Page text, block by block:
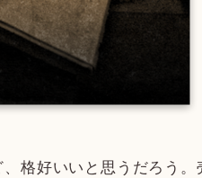
格好いいと思うだろう。